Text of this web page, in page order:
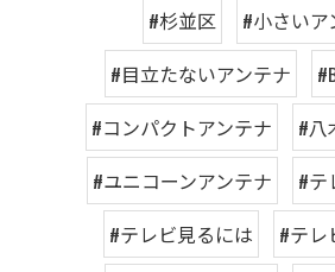
#杉並区
#小さいア
#目立たないアンテナ
#コンパクトアンテナ
#八
#ユニコーンアンテナ
#テ
#テレビ見るには
#テレ